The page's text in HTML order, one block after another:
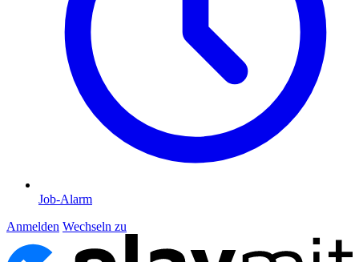
Job-Alarm
Anmelden Wechseln zu